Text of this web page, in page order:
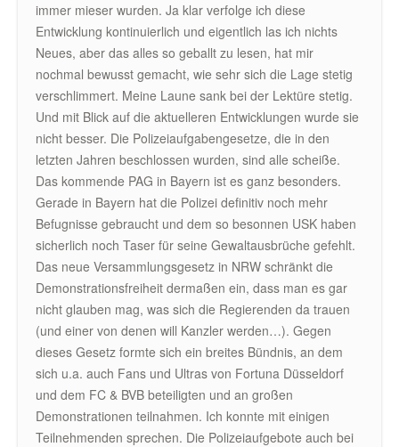
immer mieser wurden. Ja klar verfolge ich diese
Entwicklung kontinuierlich und eigentlich las ich nichts
Neues, aber das alles so geballt zu lesen, hat mir
nochmal bewusst gemacht, wie sehr sich die Lage stetig
verschlimmert. Meine Laune sank bei der Lektüre stetig.
Und mit Blick auf die aktuelleren Entwicklungen wurde sie
nicht besser. Die Polizeiaufgabengesetze, die in den
letzten Jahren beschlossen wurden, sind alle scheiße.
Das kommende PAG in Bayern ist es ganz besonders.
Gerade in Bayern hat die Polizei definitiv noch mehr
Befugnisse gebraucht und dem so besonnen USK haben
sicherlich noch Taser für seine Gewaltausbrüche gefehlt.
Das neue Versammlungsgesetz in NRW schränkt die
Demonstrationsfreiheit dermaßen ein, dass man es gar
nicht glauben mag, was sich die Regierenden da trauen
(und einer von denen will Kanzler werden…). Gegen
dieses Gesetz formte sich ein breites Bündnis, an dem
sich u.a. auch Fans und Ultras von Fortuna Düsseldorf
und dem FC & BVB beteiligten und an großen
Demonstrationen teilnahmen. Ich konnte mit einigen
Teilnehmenden sprechen. Die Polizeiaufgebote auch bei